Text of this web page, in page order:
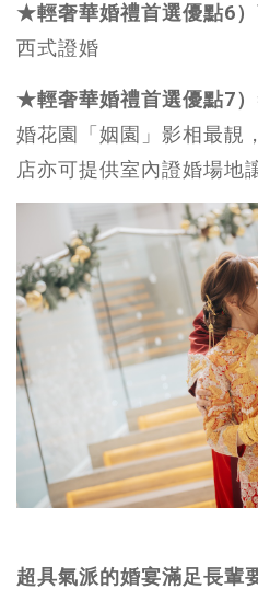
★輕奢華婚禮首選優點6）
西式證婚
★輕奢華婚禮首選優點7）
婚花園「姻園」影相最靚
店亦可提供室內證婚場地
超具氣派的婚宴滿足長輩